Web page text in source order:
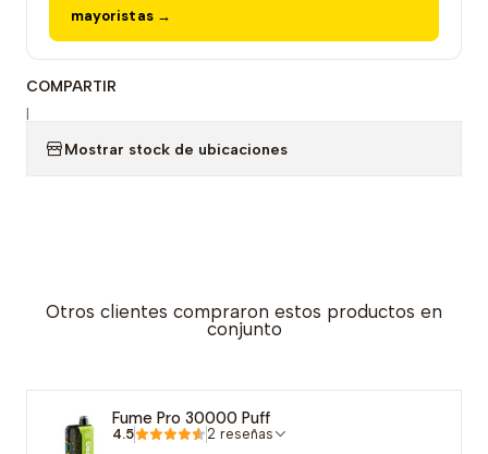
mayoristas →
COMPARTIR
|
Mostrar stock de ubicaciones
Otros clientes compraron estos productos en
conjunto
Fume Pro 30000 Puff
4.5 2 reseñas